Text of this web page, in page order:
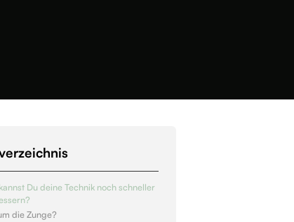
Du deine Technik noch schneller
die Zunge?